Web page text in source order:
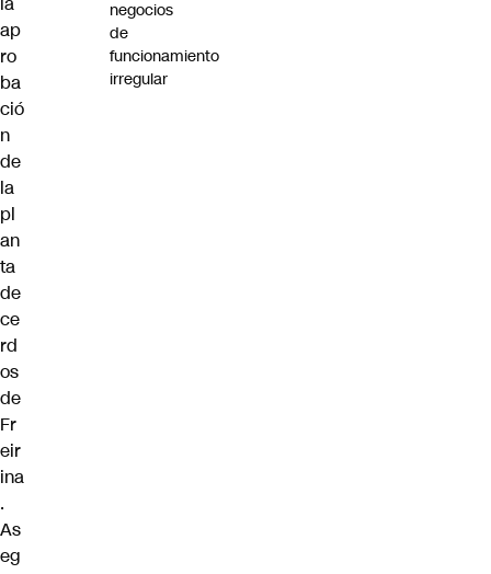
ap
ro
ba
ció
n
de
la
pl
an
ta
de
ce
rd
os
de
Fr
eir
ina
.
As
eg
negocios
de
funcionamiento
irregular